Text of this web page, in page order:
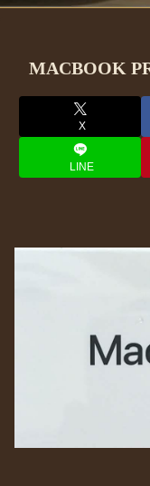
MACBOOK
X
LINE